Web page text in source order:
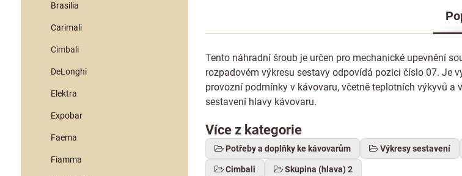
Tento náhradní šroub je určen pro mechanické upevnění
rozpadovém výkresu sestavy odpovídá pozici číslo 07. Je
provozní podmínky v kávovaru, včetně teplotních výkyvů
sestavení hlavy kávovaru.
Více z kategorie
Potřeby a doplňky ke kávovarům Výkresy sestavení
Cimbali Skupina (hlava) 2
Brasilia
Carimali
Cimbali
DeLonghi
Elektra
Expobar
Faema
Fiamma